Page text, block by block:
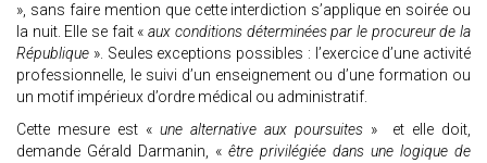
», sans faire mention que cette interdiction s’applique en soirée ou
la nuit. Elle se fait « aux conditions déterminées par le procureur de la
République ». Seules exceptions possibles : l’exercice d’une activité
professionnelle, le suivi d’un enseignement ou d’une formation ou
un motif impérieux d’ordre médical ou administratif.
Cette mesure est « une alternative aux poursuites » et elle doit,
demande Gérald Darmanin, « être privilégiée dans une logique de